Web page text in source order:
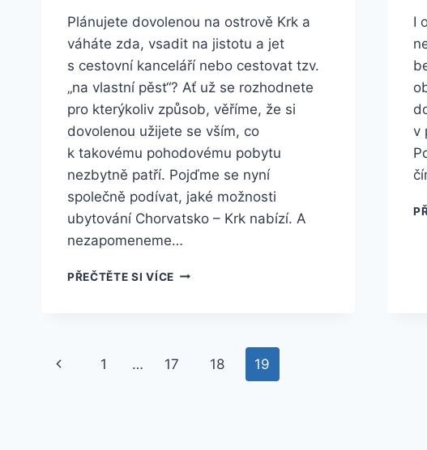
Plánujete dovolenou na ostrově Krk a
váháte zda, vsadit na jistotu a jet
s cestovní kanceláří nebo cestovat tzv.
„na vlastní pěst“? Ať už se rozhodnete
pro kterýkoliv způsob, věříme, že si
dovolenou užijete se vším, co
k takovému pohodovému pobytu
nezbytně patří. Pojďme se nyní
společně podívat, jaké možnosti
ubytování Chorvatsko – Krk nabízí. A
nezapomeneme…
PŘEČTĚTE SI VÍCEPŘEČTĚTE
OSTROVĚ
I
v
Navigace
Předchozí
1 … 17 18 19